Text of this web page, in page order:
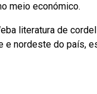
meio económico.
literatura de
e nordeste do país,